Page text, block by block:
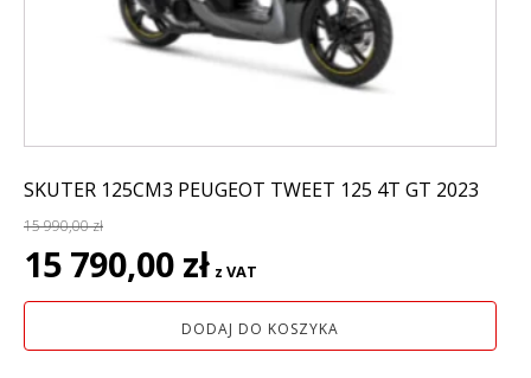
SKUTER 125CM3 PEUGEOT TWEET 125 4T GT 2023
15 990,00zł
Pierwotna
cena
wynosiła:
15 790,00 zł cena
wynosi:
15
z VAT
DODAJ DO KOSZYKA